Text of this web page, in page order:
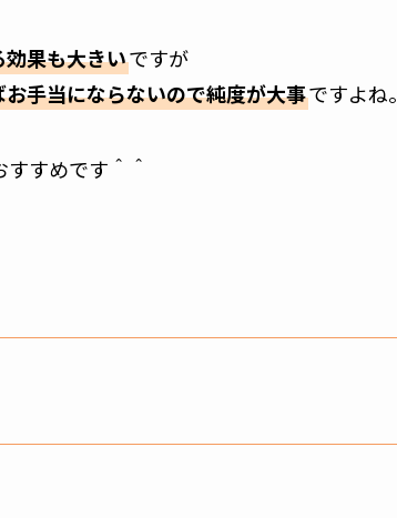
果も大きいですが
手当にならないので純度が大事ですよね。
すすめです＾＾